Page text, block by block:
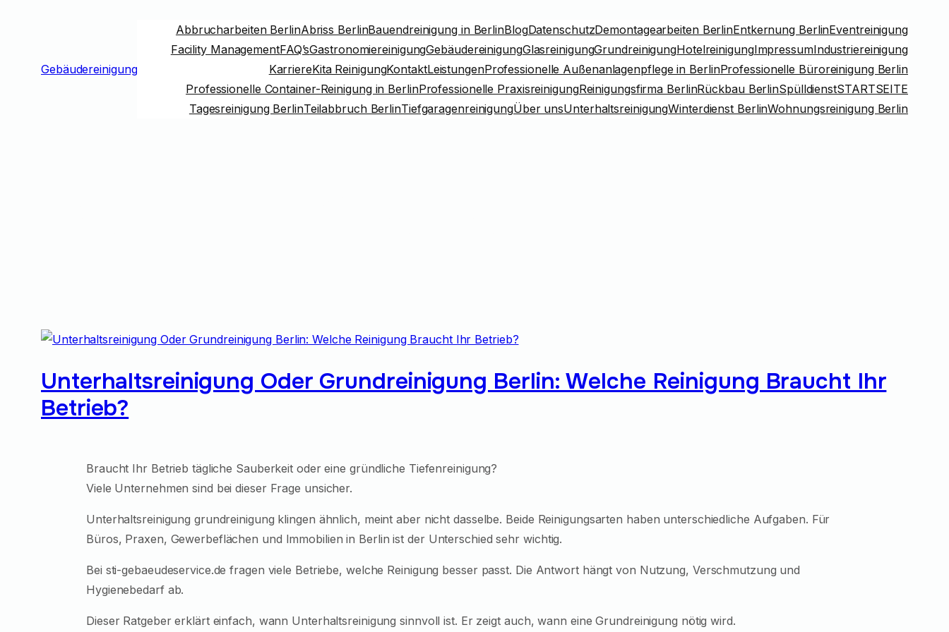
Gebäudereinigung
Abbrucharbeiten BerlinAbriss BerlinBauendreinigung in BerlinBlogDatenschutzDemontagearbeiten BerlinEntkernung BerlinEventreinigung
Facility ManagementFAQ’sGastronomiereinigungGebäudereinigungGlasreinigungGrundreinigungHotelreinigungImpressumIndustriereinigung
KarriereKita ReinigungKontaktLeistungenProfessionelle Außenanlagenpflege in BerlinProfessionelle Büroreinigung Berlin
Professionelle Container-Reinigung in BerlinProfessionelle PraxisreinigungReinigungsfirma BerlinRückbau BerlinSpülldienstSTARTSEITE
Tagesreinigung BerlinTeilabbruch BerlinTiefgaragenreinigungÜber unsUnterhaltsreinigungWinterdienst BerlinWohnungsreinigung Berlin
Unterhaltsreinigung Oder Grundreinigung Berlin: Welche Reinigung Braucht Ihr
Betrieb?
Braucht Ihr Betrieb tägliche Sauberkeit oder eine gründliche Tiefenreinigung?
Viele Unternehmen sind bei dieser Frage unsicher.
Unterhaltsreinigung grundreinigung klingen ähnlich, meint aber nicht dasselbe. Beide Reinigungsarten haben unterschiedliche Aufgaben. Für
Büros, Praxen, Gewerbeflächen und Immobilien in Berlin ist der Unterschied sehr wichtig.
Bei sti-gebaeudeservice.de fragen viele Betriebe, welche Reinigung besser passt. Die Antwort hängt von Nutzung, Verschmutzung und
Hygienebedarf ab.
Dieser Ratgeber erklärt einfach, wann Unterhaltsreinigung sinnvoll ist. Er zeigt auch, wann eine Grundreinigung nötig wird.